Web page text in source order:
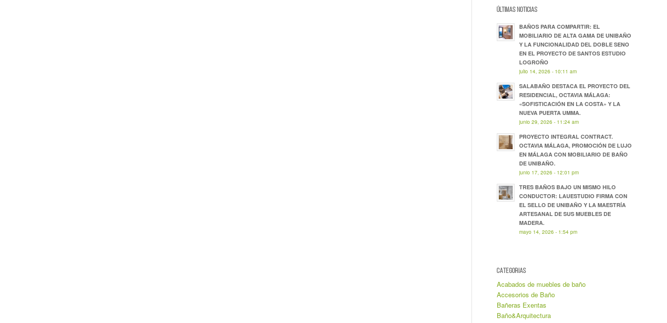
ÚLTIMAS NOTICIAS
BAÑOS PARA COMPARTIR: EL
MOBILIARIO DE ALTA GAMA DE UNIBAÑO
Y LA FUNCIONALIDAD DEL DOBLE SENO
EN EL PROYECTO DE SANTOS ESTUDIO
LOGROÑO
julio 14, 2026 - 10:11 am
SALABAÑO DESTACA EL PROYECTO DEL
RESIDENCIAL, OCTAVIA MÁLAGA:
«SOFISTICACIÓN EN LA COSTA» Y LA
NUEVA PUERTA UMMA.
junio 29, 2026 - 11:24 am
PROYECTO INTEGRAL CONTRACT.
OCTAVIA MÁLAGA, PROMOCIÓN DE LUJO
EN MÁLAGA CON MOBILIARIO DE BAÑO
DE UNIBAÑO.
junio 17, 2026 - 12:01 pm
TRES BAÑOS BAJO UN MISMO HILO
CONDUCTOR: LAUESTUDIO FIRMA CON
EL SELLO DE UNIBAÑO Y LA MAESTRÍA
ARTESANAL DE SUS MUEBLES DE
MADERA.
mayo 14, 2026 - 1:54 pm
CATEGORIAS
Acabados de muebles de baño
Accesorios de Baño
Bañeras Exentas
Baño&Arquitectura